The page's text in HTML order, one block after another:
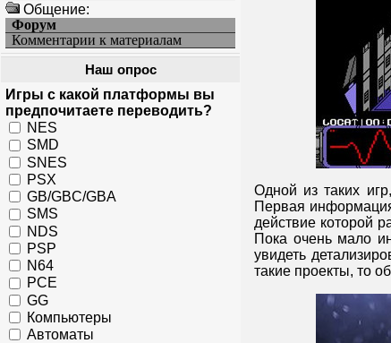
Общение:
Форум
Комментарии к материалам
Наш опрос
Игры с какой платформы вы
предпочитаете переводить?
NES
SMD
SNES
PSX
GB/GBC/GBA
SMS
NDS
PSP
N64
PCE
GG
Компьютеры
Автоматы
Одной из таких
Первая
действие которой
Пока очень мало
увидеть
такие проекты, то